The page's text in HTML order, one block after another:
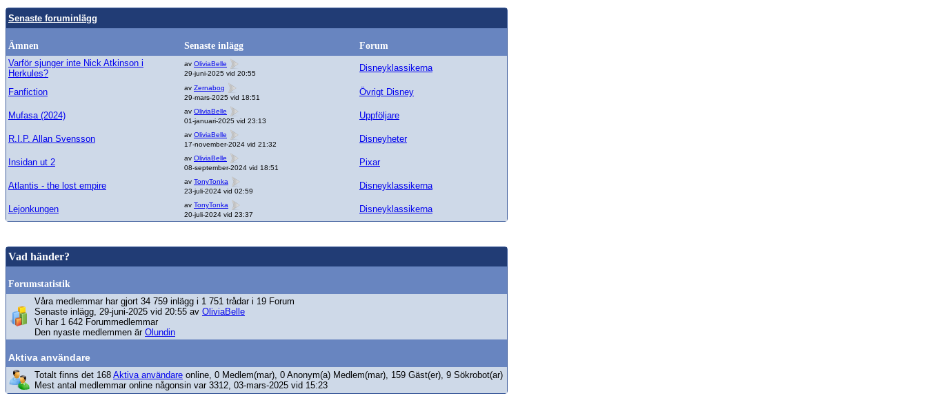
Senaste foruminlägg
Ämnen Senaste inlägg
Forum
Varför sjunger inte Nick Atkinson i
Herkules?
av OliviaBelle
29-juni-2025 vid 20:55
Disneyklassikerna
Fanfiction av Zernabog
29-mars-2025 vid 18:51
Övrigt Disney
Mufasa (2024) av OliviaBelle
01-januari-2025 vid 23:13
Uppföljare
R.I.P. Allan Svensson av OliviaBelle
17-november-2024 vid 21:32
Disneyheter
Insidan ut 2 av OliviaBelle
08-september-2024 vid 18:51
Pixar
Atlantis - the lost empire av TonyTonka
23-juli-2024 vid 02:59
Disneyklassikerna
Lejonkungen av TonyTonka
20-juli-2024 vid 23:37
Disneyklassikerna
Vad händer?
Forumstatistik
Våra medlemmar har gjort 34 759 inlägg i 1 751 trådar i 19 Forum
Senaste inlägg, 29-juni-2025 vid 20:55 av OliviaBelle
Vi har 1 642 Forummedlemmar
Den nyaste medlemmen är Olundin
Aktiva användare
Totalt finns det 168 Aktiva användare online, 0 Medlem(mar), 0 Anonym(a) Medlem(mar), 159 Gäst(er), 9 Sökrobot(ar)
Mest antal medlemmar online någonsin var 3312, 03-mars-2025 vid 15:23